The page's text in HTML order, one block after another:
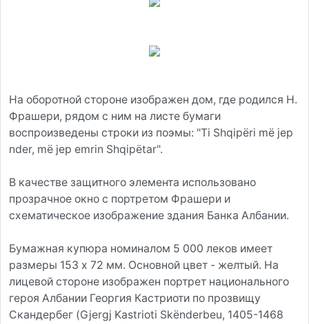
На оборотной стороне изображен дом, где родился Н.
Фрашери, рядом с ним на листе бумаги
воспроизведены строки из поэмы: "Ti Shqipëri më jep
nder, më jep emrin Shqipëtar".
В качестве защитного элемента использовано
прозрачное окно с портретом Фрашери и
схематическое изображение здания Банка Албании.
Бумажная купюра номиналом 5 000 леков имеет
размеры 153 x 72 мм. Основной цвет - желтый. На
лицевой стороне изображен портрет национального
героя Албании Георгия Кастриоти по прозвищу
Скандербег (Gjergj Kastrioti Skënderbeu, 1405-1468